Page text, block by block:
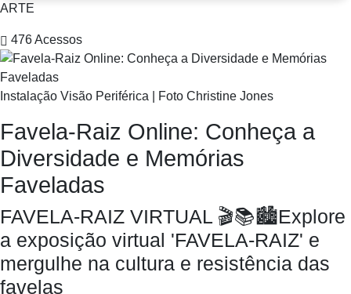
ARTE
476Acessos
Instalação Visão Periférica | Foto Christine Jones
Favela-Raiz Online: Conheça a
Diversidade e Memórias
Faveladas
FAVELA-RAIZ VIRTUAL 🎬📚🏙️Explore
a exposição virtual 'FAVELA-RAIZ' e
mergulhe na cultura e resistência das
favelas